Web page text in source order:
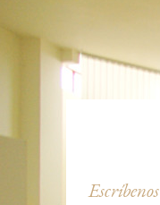
Escríbenos